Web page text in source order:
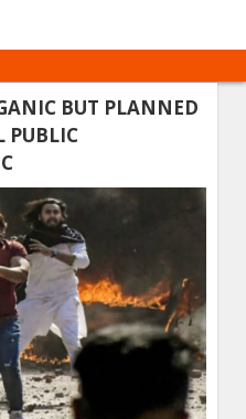
BUT PLANNED
PUBLIC